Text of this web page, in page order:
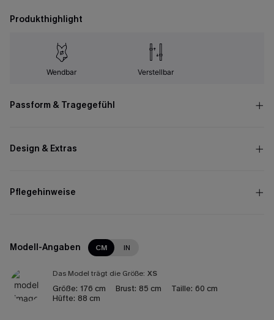
Produkthighlight
Wendbar Verstellbar
Passform & Tragegefühl
Design & Extras
Pflegehinweise
Modell-Angaben CM IN
Das Model trägt die Größe: XS
Größe: 176 cm Brust: 85 cm Taille: 60 cm
Hüfte: 88 cm